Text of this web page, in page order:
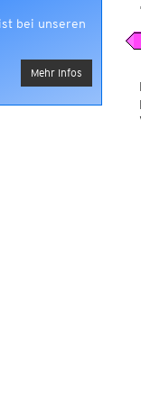
bei unseren
Mehr Infos